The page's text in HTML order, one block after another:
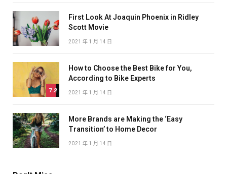
First Look At Joaquin Phoenix in Ridley
Scott Movie
2021 年 1 月 14 日
7.2
How to Choose the Best Bike for You,
According to Bike Experts
2021 年 1 月 14 日
More Brands are Making the ‘Easy
Transition’ to Home Decor
2021 年 1 月 14 日